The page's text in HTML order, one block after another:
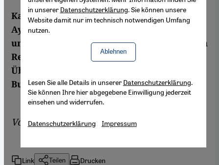
Katajun Amirpurs neue Biografie von
Ayatollah Khomeini ist ein vielschichtiges
und kenntnisreiches Portrait des iranischen
Revolutionsführers – und bietet
Überraschendes. Marian Brehmer hat das
Buch für Qantara.de gelesen.
VonMarian Brehmer
Link Teilen Drucken
in unserer Datenschutzerklärung. Sie können unsere
Website damit nur im technisch notwendigen Umfang
nutzen.
Ablehnen
Lesen Sie alle Details in unserer Datenschutzerklärung.
Sie können Ihre hier abgegebene Einwilligung jederzeit
einsehen und widerrufen.
Datenschutzerklärung Impressum